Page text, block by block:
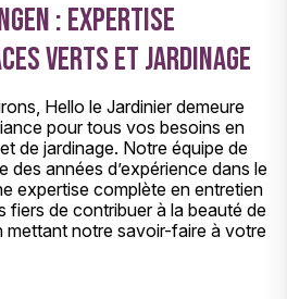
: expertise
verts et jardinage
Hello le Jardinier demeure
pour tous vos besoins en
de jardinage. Notre équipe de
des années d’expérience dans le
expertise complète en entretien
fiers de contribuer à la beauté de
mettant notre savoir-faire à votre